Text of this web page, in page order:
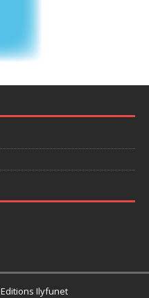
Editions Ilyfunet